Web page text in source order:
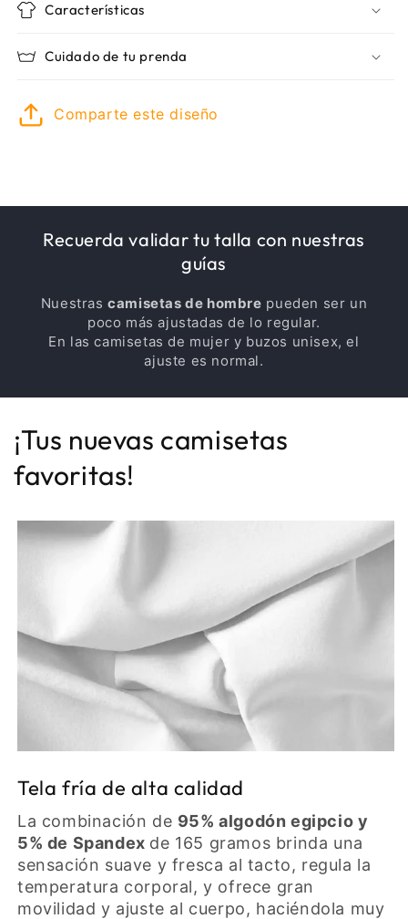
Características
Cuidado de tu prenda
Comparte este diseño
Recuerda validar tu talla con nuestras
guías
Nuestrascamisetas de hombre pueden ser un
poco más ajustadas de lo regular.
En las camisetas de mujer y buzos unisex, el
ajuste es normal.
¡Tus nuevas camisetas
favoritas!
Tela fría de alta calidad
La combinación de 95% algodón egipcio y
5% de Spandex de 165 gramos brinda una
sensación suave y fresca al tacto, regula la
temperatura corporal, y ofrece gran
movilidad y ajuste al cuerpo, haciéndola muy